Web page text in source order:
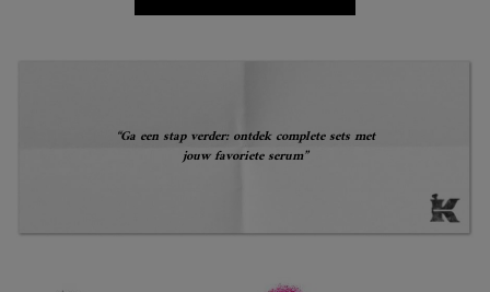
“Ga een stap verder: ontdek complete sets met
jouw favoriete serum”